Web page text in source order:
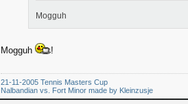
Mogguh
Mogguh !
21-11-2005 Tennis Masters Cup
Nalbandian vs. Fort Minor made by Kleinzusje